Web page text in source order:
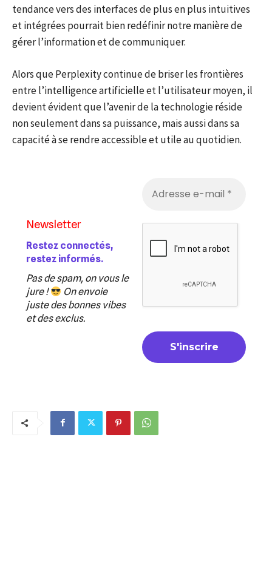
tendance vers des interfaces de plus en plus intuitives
et intégrées pourrait bien redéfinir notre manière de
gérer l’information et de communiquer.
Alors que Perplexity continue de briser les frontières
entre l’intelligence artificielle et l’utilisateur moyen, il
devient évident que l’avenir de la technologie réside
non seulement dans sa puissance, mais aussi dans sa
capacité à se rendre accessible et utile au quotidien.
Newsletter
Restez connectés,
restez informés.
Pas de spam, on vous le
jure !
On envoie
juste des bonnes vibes
et des exclus.